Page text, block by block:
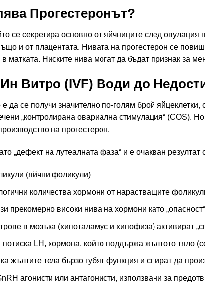
Прогестеронът?
се секретира основно от яйчниците след
и от плацентата. Нивата на прогестерон се
матката. Ниските нива могат да бъдат признак за
Витро (IVF) Води до
да се получи значително по-голям брой
„контролирана овариална стимулация“ (COS).
на прогестерон.
„дефект на лутеалната фаза“ и е очакван
(яйчни фоликули)
количества хормони от нарастващите
прекомерно високи нива на хормони като „опасност“
в мозъка (хипоталамус и хипофиза) активират
LH, хормона, който поддържа жълтото тяло
жълтите тела бързо губят функция и спират да
агонисти или антагонисти, използвани за